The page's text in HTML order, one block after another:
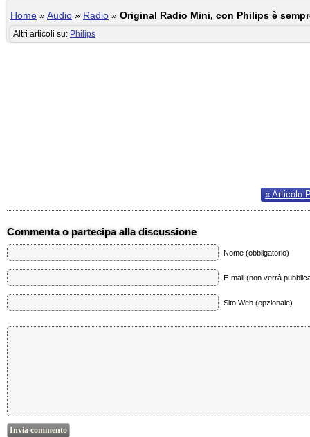
Home »Audio » Radio » Original Radio Mini, con Philips è
Altri articoli su: Philips
« Articolo
Commenta o partecipa alla discussione
Nome (obbligatorio)
E-mail (non verrà
Sito Web (opzionale)